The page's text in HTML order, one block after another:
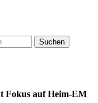
Suchen
Fokus auf Heim-EM